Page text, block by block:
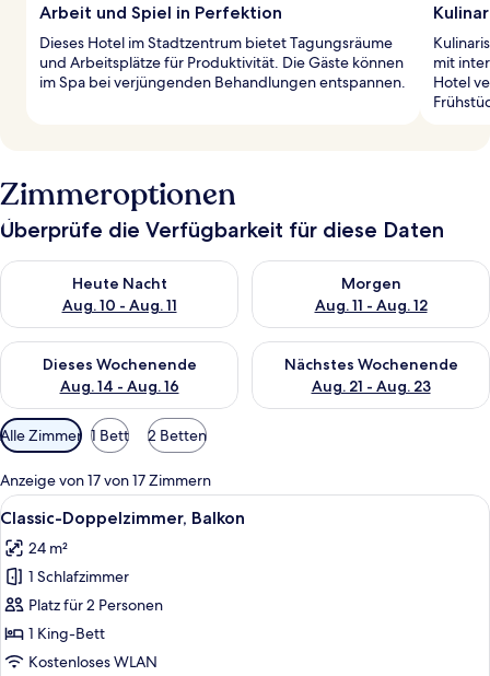
Arbeit und Spiel in Perfektion
Dieses Hotel im Stadtzentrum bietet Tagungsräume
und Arbeitsplätze für Produktivität. Die Gäste können
im Spa bei verjüngenden Behandlungen entspannen.
mit
Hotel
Zimmeroptionen
Überprüfe die Verfügbarkeit für diese Daten
Heute Nacht
Aug. 10 - Aug. 11
Überprüfe die Verfügbarkeit für heute Nacht, Aug. 10 - Aug.
Morgen
Aug. 11 - Aug. 12
Überprüfe die Verfügbarkeit
Dieses Wochenende
Aug. 14 - Aug. 16
Überprüfe die Verfügbarkeit für dieses Wochenende, Aug. 14
Nächstes Wochenende
Aug. 21 - Aug. 23
Überprüfe die Verfügbarkeit
Verfügbare
Filter
für
Zimmer
Alle Zimmer 1 Bett 2 Betten
Anzeige von 17 von 17 Zimmern
Alle
Fotos
für
Classic-
Doppelzimmer,
Balkon
anzeigen
Ein Hotelzimmer mit einem großen
8
Classic-Doppelzimmer, Balkon
24 m²
1 Schlafzimmer
Platz für 2 Personen
1 King-Bett
Kostenloses WLAN